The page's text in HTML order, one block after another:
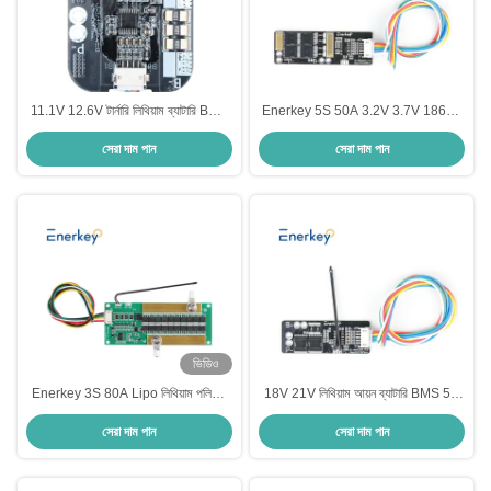
11.1V 12.6V টার্নারি লিথিয়াম ব্যাটারি BMS
3S 50A ইলেক্টিক দুই Whellers জন্য 12V
সেরা দাম পান
Enerkey 5S 50A 3.2V 3.7V 18650
BMS লিথিয়াম ব্যাটারি সেল PCB BMS সুরক্ষা
বোর্ড হোম স্টোরেজ সিস্টেমের জন্য
সেরা দাম পান
ভিডিও
Enerkey 3S 80A Lipo লিথিয়াম পলিমার
BMS/PCM/PCB ব্যাটারি সুরক্ষা বোর্ড 3
প্যাকের জন্য 18650 লিথিয়াম আয়ন লাইফপো
4 সেল
সেরা দাম পান
18V 21V লিথিয়াম আয়ন ব্যাটারি BMS 5S
30A NTC ব্যাটারি প্যাক ভারসাম্য চার্জার সেল
সুরক্ষা সার্কিট বোর্ড সঙ্গে
সেরা দাম পান